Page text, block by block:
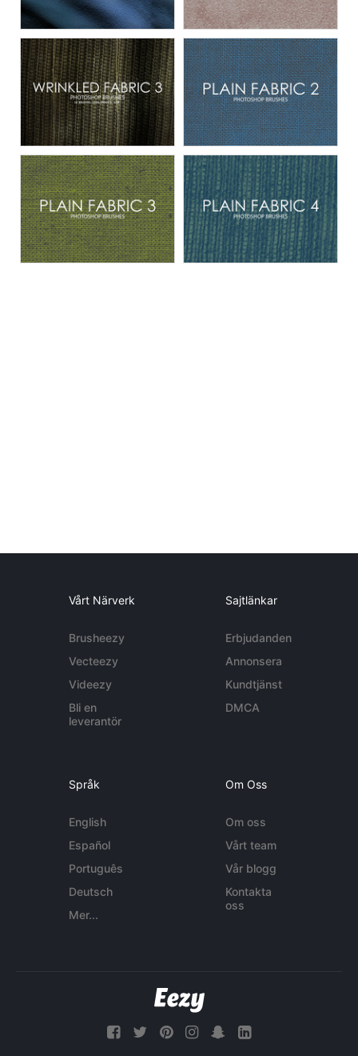
Vårt Närverk
Brusheezy
Vecteezy
Videezy
Bli en
leverantör
Sajtlänkar
Erbjudanden
Annonsera
Kundtjänst
DMCA
Språk
English
Español
Português
Deutsch
Mer...
Om Oss
Om oss
Vårt team
Vår blogg
Kontakta
oss